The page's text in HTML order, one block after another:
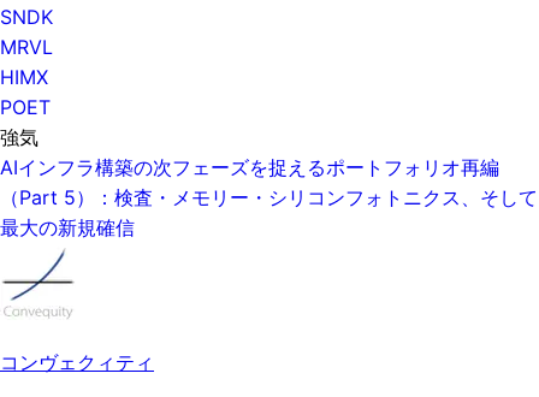
SNDK
MRVL
HIMX
POET
強気
AIインフラ構築の次フェーズを捉えるポートフォリオ再編
（Part 5）：検査・メモリー・シリコンフォトニクス、そして
最大の新規確信
コンヴェクィティ